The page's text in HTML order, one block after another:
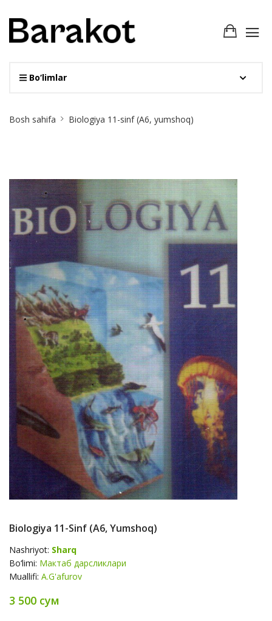
Bo‘limlar
Breadcrumb
Bosh sahifa Biologiya 11-sinf (А6, yumshoq)
Biologiya 11-Sinf (А6, Yumshoq)
Nashriyot: Sharq
Bo‘limi: Мактаб дарсликлари
Muallifi: A.G'afurov
3 500 сум